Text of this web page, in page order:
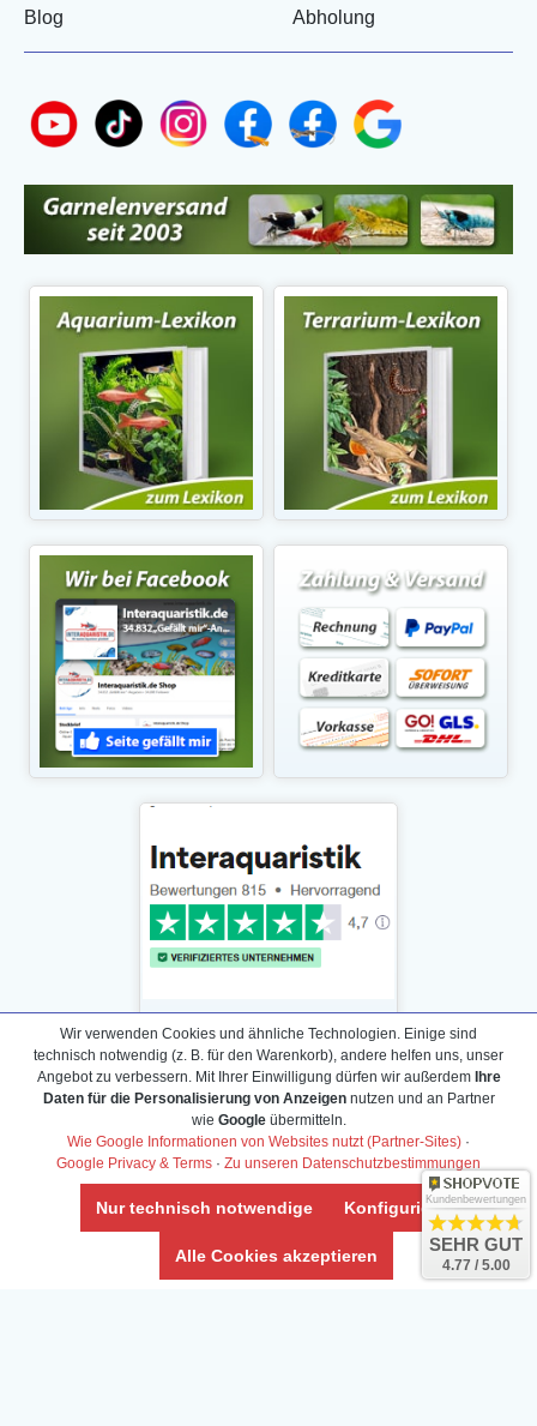
Blog
Abholung
Daten­schutz­erklärung
Widerrufs­recht /Widerrufs­formular
AGB & Info
Impressum
Umwelt und Entsorgung
Vertrag widerrufen
Wir verwenden Cookies und ähnliche Technologien. Einige sind
technisch notwendig (z. B. für den Warenkorb), andere helfen uns, unser
Angebot zu verbessern. Mit Ihrer Einwilligung dürfen wir außerdem Ihre
Daten für die Personalisierung von Anzeigennutzen und an Partner
wie Googleübermitteln.
Wie Google Informationen von Websites nutzt (Partner-Sites) ·
Google Privacy & Terms · Zu unseren Datenschutzbestimmungen
Nur technisch notwendige Konfigurieren
Alle Cookies akzeptieren
Kundenbewertungen
SEHR GUT
4.77 / 5.00